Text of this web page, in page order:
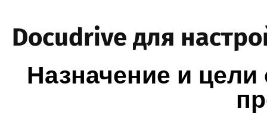
Docudrive для
Назначение и